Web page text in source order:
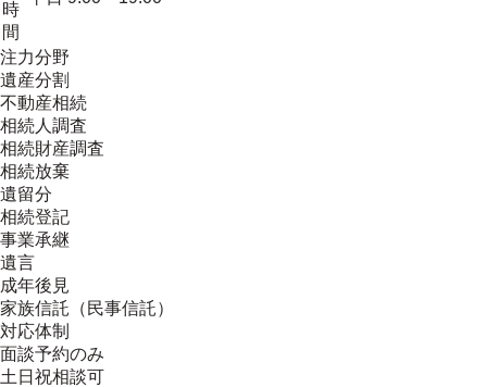
時
間
注力分野
遺産分割
不動産相続
相続人調査
相続財産調査
相続放棄
遺留分
相続登記
事業承継
遺言
成年後見
家族信託（民事信託）
対応体制
面談予約のみ
土日祝相談可